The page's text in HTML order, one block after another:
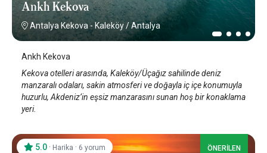
Ankh Kekova
Antalya Kekova - Kaleköy/Antalya
Ankh Kekova
Kekova otelleri arasında, Kaleköy/Üçağız sahilinde deniz
manzaralı odaları, sakin atmosferi ve doğayla iç içe konumuyla
huzurlu, Akdeniz’in eşsiz manzarasını sunan hoş bir konaklama
yeri.
5.0 · Harika · 6 yorum ÖNERİLEN